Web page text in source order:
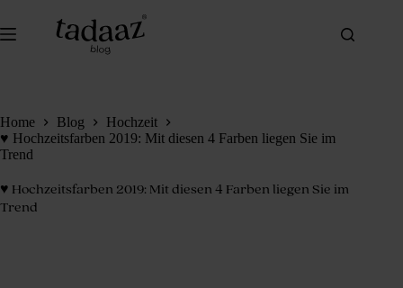
springen
Home Blog
Hochzeit
♥ Hochzeitsfarben 2019: Mit diesen 4 Farben liegen Sie im
Trend
♥ Hochzeitsfarben 2019: Mit diesen 4 Farben liegen Sie im
Trend